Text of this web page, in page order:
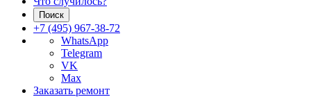
Поиск
+7 (495) 967-38-72
WhatsApp
Telegram
VK
Max
Заказать ремонт